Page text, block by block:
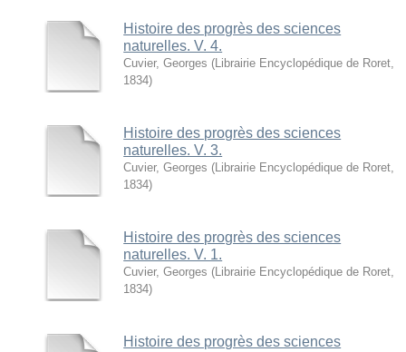
Histoire des progrès des sciences
naturelles. V. 4.
Cuvier, Georges ( Librairie Encyclopédique de Roret
1834)
Histoire des progrès des sciences
naturelles. V. 3.
Cuvier, Georges ( Librairie Encyclopédique de Roret
1834)
Histoire des progrès des sciences
naturelles. V. 1.
Cuvier, Georges ( Librairie Encyclopédique de Roret
1834)
Histoire des progrès des sciences